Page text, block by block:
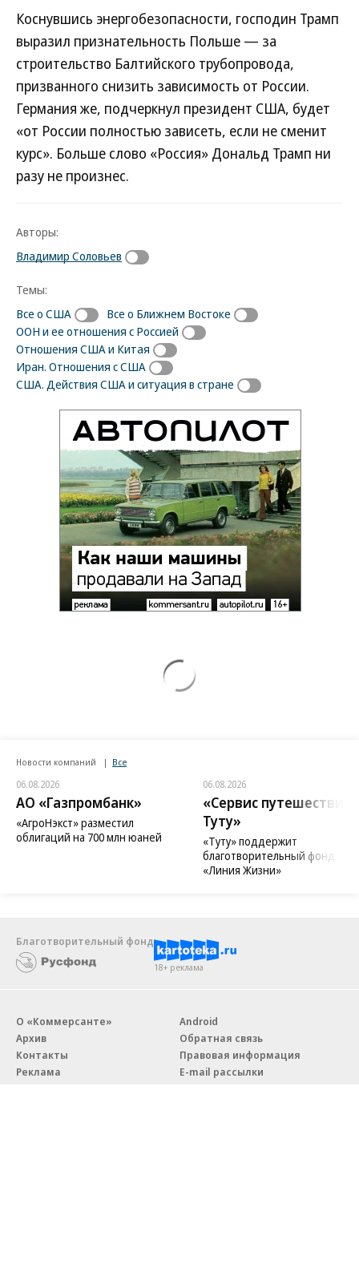
Коснувшись энергобезопасности, господин Трамп
выразил признательность Польше — за
строительство Балтийского трубопровода,
призванного снизить зависимость от России.
Германия же, подчеркнул президент США, будет
«от России полностью зависеть, если не сменит
курс». Больше слово «Россия» Дональд Трамп ни
разу не произнес.
Авторы:
Владимир Соловьев
Темы:
Все о США
Все о Ближнем Востоке
ООН и ее отношения с Россией
Отношения США и Китая
Иран. Отношения с США
США. Действия США и ситуация в стране
Новости компаний Все
06.08.2026
АО «Газпромбанк»
«АгроНэкст» разместил
облигаций на 700 млн юаней
06.08.2026
«Сервис путешествий
Туту»
«Туту» поддержит
благотворительный фонд
«Линия Жизни»
Благотворительный фонд
18+ реклама
О «Коммерсанте»
Архив
Контакты
Реклама
Android
Обратная связь
Правовая информация
E-mail рассылки